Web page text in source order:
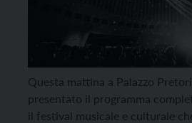
Questa mattina a Palazzo
presentato il programma
il festival musicale e culturale